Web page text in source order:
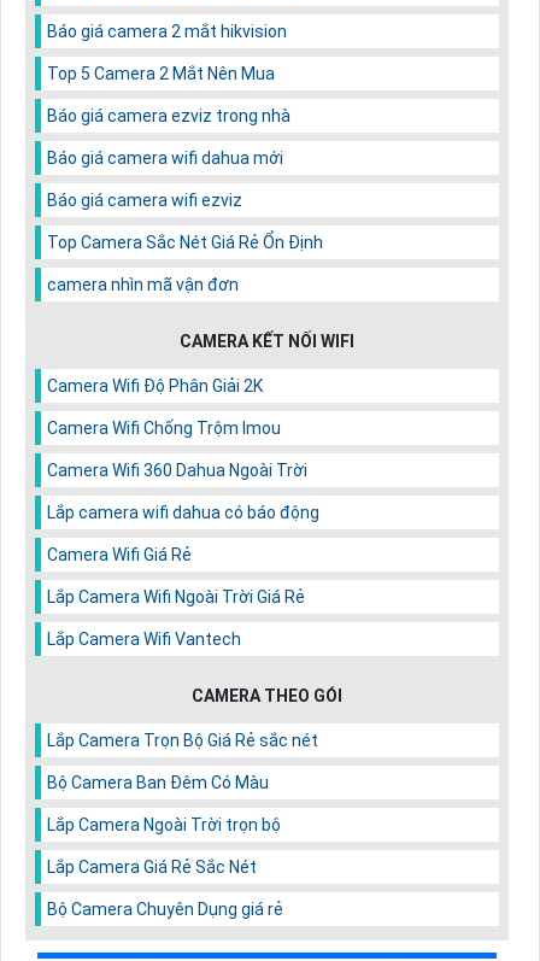
Báo giá camera 2 mắt hikvision
Top 5 Camera 2 Mắt Nên Mua
Báo giá camera ezviz trong nhà
Báo giá camera wifi dahua mới
Báo giá camera wifi ezviz
Top Camera Sắc Nét Giá Rẻ Ổn Định
camera nhìn mã vận đơn
CAMERA KẾT NỐI WIFI
Camera Wifi Độ Phân Giải 2K
Camera Wifi Chống Trộm Imou
Camera Wifi 360 Dahua Ngoài Trời
Lắp camera wifi dahua có báo động
Camera Wifi Giá Rẻ
Lắp Camera Wifi Ngoài Trời Giá Rẻ
Lắp Camera Wifi Vantech
CAMERA THEO GÓI
Lắp Camera Trọn Bộ Giá Rẻ sắc nét
Bộ Camera Ban Đêm Có Màu
Lắp Camera Ngoài Trời trọn bộ
Lắp Camera Giá Rẻ Sắc Nét
Bộ Camera Chuyên Dụng giá rẻ